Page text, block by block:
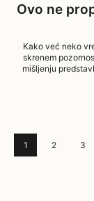
Ovo ne
Kako već neko
skrenem
mišljenju
1 2 3